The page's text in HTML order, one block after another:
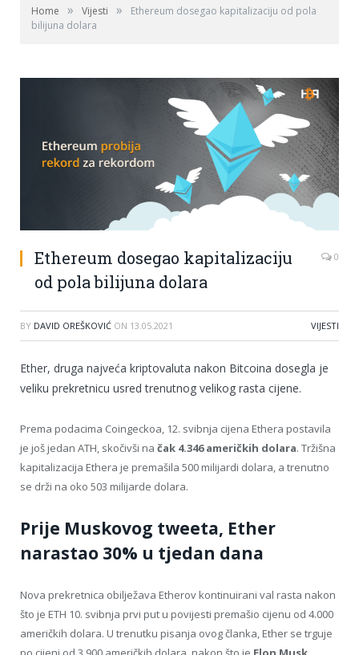
Home » Vijesti »
Ethereum dosegao kapitalizaciju od pola
bilijuna dolara
Ethereum dosegao kapitalizaciju
od pola bilijuna dolara
0
BY DAVID OREŠKOVIĆ ON 13.05.2021 VIJESTI
Ether, druga najveća kriptovaluta nakon Bitcoina dosegla je
veliku prekretnicu usred trenutnog velikog rasta cijene.
Prema podacima Coingeckoa, 12. svibnja cijena Ethera postavila
je još jedan ATH, skočivši na čak 4.346 američkih dolara. Tržišna
kapitalizacija Ethera je premašila 500 milijardi dolara, a trenutno
se drži na oko 503 milijarde dolara.
Prije Muskovog tweeta, Ether
narastao 30% u tjedan dana
Nova prekretnica obilježava Etherov kontinuirani val rasta nakon
što je ETH 10. svibnja prvi put u povijesti premašio cijenu od 4.000
američkih dolara. U trenutku pisanja ovog članka, Ether se trguje